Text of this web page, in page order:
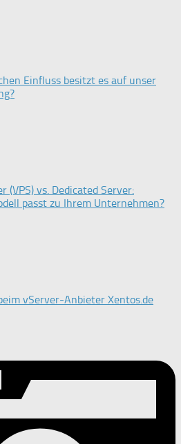
Einfluss besitzt es auf unser
(VPS) vs. Dedicated Server:
passt zu Ihrem Unternehmen?
vServer-Anbieter Xentos.de